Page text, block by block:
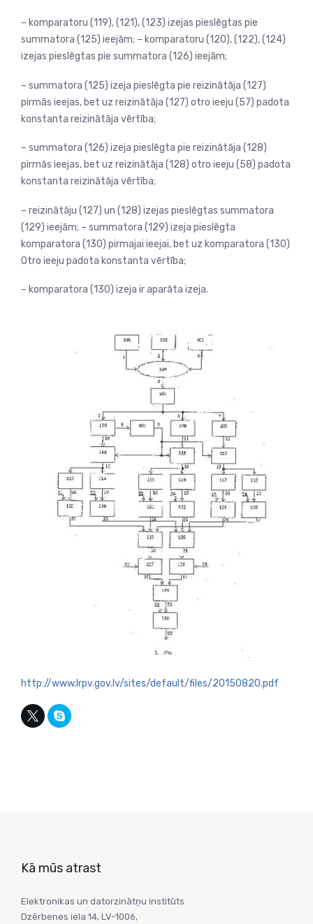
– komparatoru (119), (121), (123) izejas pieslēgtas pie
summatora (125) ieejām; – komparatoru (120), (122), (124)
izejas pieslēgtas pie summatora (126) ieejām;
– summatora (125) izeja pieslēgta pie reizinātāja (127)
pirmās ieejas, bet uz reizinātāja (127) otro ieeju (57) padota
konstanta reizinātāja vērtība;
– summatora (126) izeja pieslēgta pie reizinātāja (128)
pirmās ieejas, bet uz reizinātāja (128) otro ieeju (58) padota
konstanta reizinātāja vērtība;
– reizinātāju (127) un (128) izejas pieslēgtas summatora
(129) ieejām; – summatora (129) izeja pieslēgta
komparatora (130) pirmajai ieejai, bet uz komparatora (130)
Otro ieeju padota konstanta vērtība;
– komparatora (130) izeja ir aparāta izeja.
http://www.lrpv.gov.lv/sites/default/files/20150820.pdf
Kā mūs atrast
Elektronikas un datorzinātņu institūts
Dzērbenes iela 14, LV-1006,